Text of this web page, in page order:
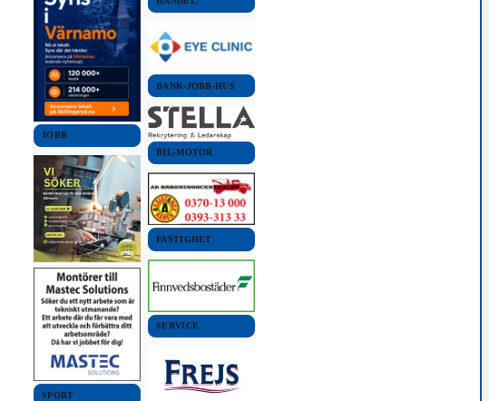
JOBB
SPORT
BANK-JOBB-HUS
BIL-MOTOR
FASTIGHET
SERVICE